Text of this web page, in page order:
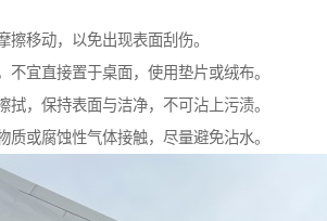
擦移动，以免出现表面刮伤。
不宜直接置于桌面，使用垫片或绒布。
拭，保持表面与洁净，不可沾上污渍。
质或腐蚀性气体接触，尽量避免沾水。